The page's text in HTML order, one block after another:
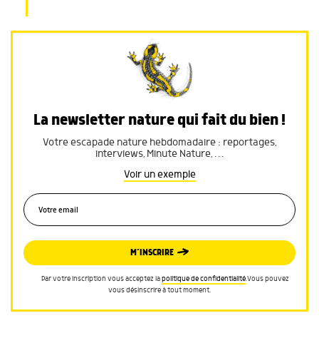
La newsletter nature qui fait du bien !
Votre escapade nature hebdomadaire : reportages,
interviews, Minute Nature, …
Voir un exemple
M’INSCRIRE
Par votre inscription vous acceptez lapolitique de confidentialité.Vous pouvez
vous désinscrire à tout moment.